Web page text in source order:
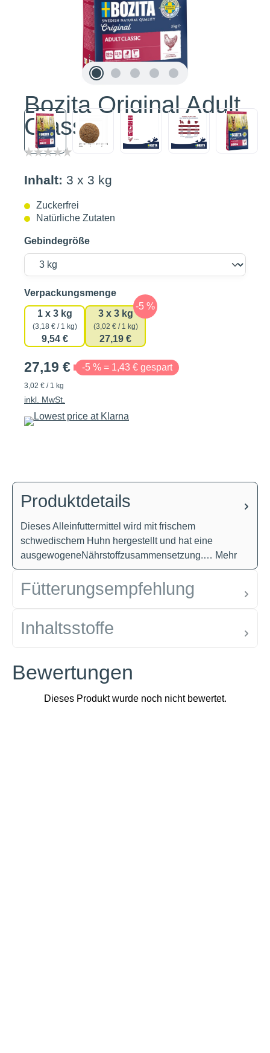
Bozita Original Adult
Classic
Inhalt: 3 x 3 kg
Zuckerfrei
Natürliche Zutaten
Gebindegröße
Verpackungsmengeauswählen
1 x 3 kg
(3,18 € / 1 kg)
9,54 €
3 x 3 kg
(3,02 € / 1 kg)
27,19 €
27,19 € -5 % = 1,43 € gespart
3,02 € / 1 kg
inkl. MwSt.
Produktdetails
Dieses Alleinfuttermittel wird mit frischem
schwedischem Huhn hergestellt und hat eine
ausgewogeneNährstoffzusammensetzung.… Mehr
Fütterungsempfehlung
Inhaltsstoffe
Bewertungen